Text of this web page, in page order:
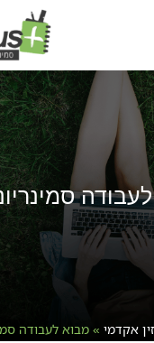
אקדמי » מבוא לעבודה